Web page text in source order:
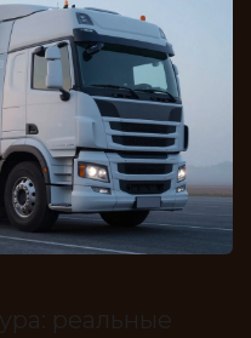
реальные